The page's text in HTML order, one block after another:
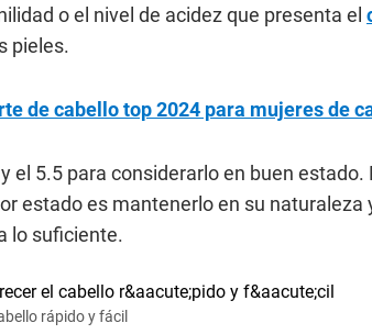
o el nivel de acidez que presenta el
pieles.
de cabello top 2024 para mujeres de
el 5.5 para considerarlo en buen estado.
estado es mantenerlo en su naturaleza
lo suficiente.
rápido y fácil